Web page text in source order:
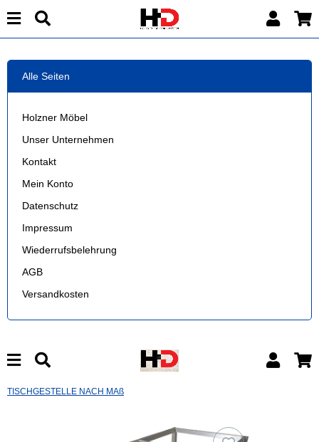
Alle Seiten
Holzner Möbel
Unser Unternehmen
Kontakt
Mein Konto
Datenschutz
Impressum
Wiederrufsbelehrung
AGB
Versandkosten
TISCHGESTELLE NACH MAß